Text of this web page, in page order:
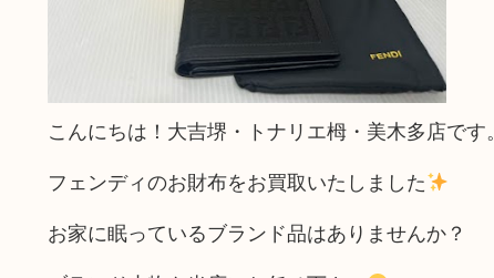
こんにちは！大吉堺・トナリエ栂・美木多店です。
フェンディのお財布をお買取いたしました
お家に眠っているブランド品はありませんか？